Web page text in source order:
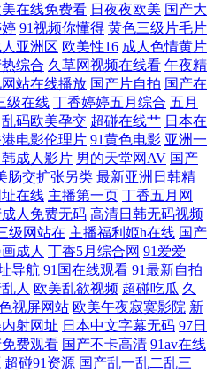
产视频一区二区 肏91网 久草免费福利
www干逼com 九草国产 日日干艹 自拍
电影网站 在线电影免费看 国产福利资
陆精大陆 免费播放片大片电视剧 香蕉
院在线观看免费大全电视剧 色哟哟在
三区 日本中文在线观看 在线免费九一
99这里有精品热视频 久久午夜无码 午
精东视频黄 色欧美日韩亚 91九色在
美在线免费看 日夜夜欧美 国产大
91视频你懂得 黄色三级片毛片
人亚洲区 欧美性16 成人色情黄片
综合 久草网视频在线看 午夜精
站在线播放 国产片自拍 国产在
级在线 丁香婷婷五月综合 五月
乱码欧美孕交 超碰在线艹 日本在
电影伦理片 91黄色电影 亚洲一
韩成人影片 男的天堂网AV 国产
肠交扩张另类 最新亚洲日韩精
在线 主播第一页 丁香五月网
成人免费无码 高清日韩无码视频
级网站在 主播福利姬h在线 国产
成人 丁香5月综合网 91爱爱
导航 91国在线观看 91最新自拍
人 欧美乱欲视频 超碰吃瓜 久
视屏网站 欧美午夜寂寞影院 新
射网址 日本中文字幕无码 97日
费观看 国产不卡高清 91av在线
超碰91资源 国产乱一乱二乱三